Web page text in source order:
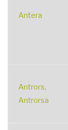
Antera
Antrors,
Antrorsa